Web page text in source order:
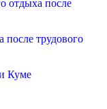
трудового